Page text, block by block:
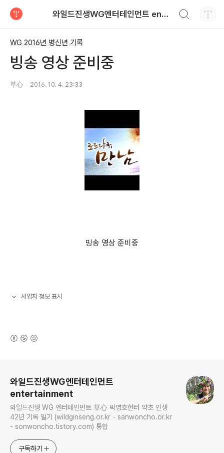
와일드진생WG엔터테인먼트 entertainment
WG 2016년 병신년 기록
빙송 영상 준비중
草心 2016. 10. 4. 23:33
빙송 영상 준비중
사업자 정보 표시
와일드진생WG엔터테인먼트
entertainment
와일드진생 WG 엔터테인먼트 草心 박영호헌터 약초 인생
42년 기록 일기 (wildginseng.or.kr - sanwoncho.or.kr
- sonwoncho.tistory.com) 통합
구독하기